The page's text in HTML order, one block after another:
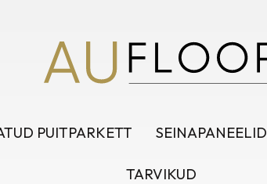
PUITPARKETT SEINAPANEELID
TARVIKUD